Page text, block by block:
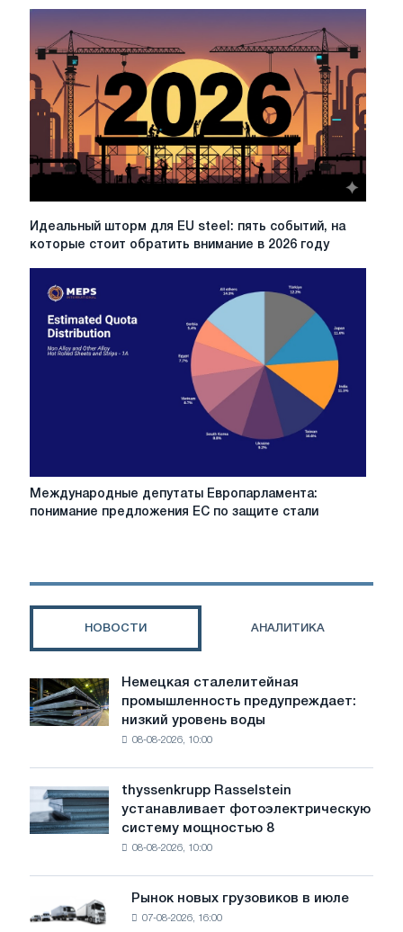
чистой
2026
году:
регулирование,
затраты
региональные
различия
Идеальный
шторм
steel:
пять
событий,
Идеальный шторм для EU steel: пять событий, на
которые стоит обратить внимание в 2026 году
Международные
депутаты
ЕС
Международные депутаты Европарламента:
понимание предложения ЕС по защите стали
НОВОСТИ АНАЛИТИКА
Немецкая
сталелитейная
промышленность
предупреждает:
воды
угрожает
безопасности
Немецкая сталелитейная
промышленность предупреждает:
низкий уровень воды
08-08-2026, 10:00
thyssenkrupp
Rasselstein
устанавливает
фотоэлектрическую
thyssenkrupp Rasselstein
устанавливает фотоэлектрическую
систему мощностью 8
08-08-2026, 10:00
Рынок
новых
Рынок новых грузовиков в июле
07-08-2026, 16:00